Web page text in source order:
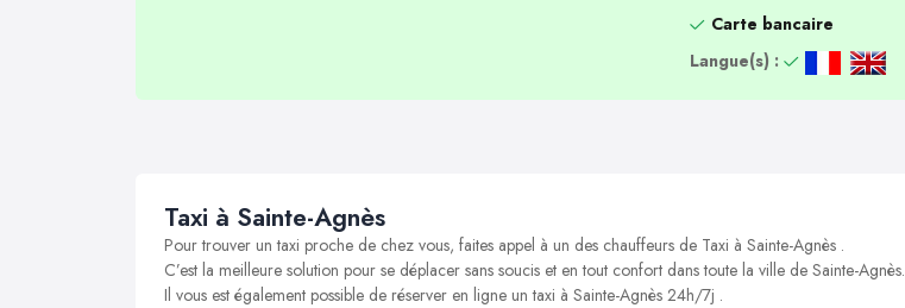
Carte bancaire
Langue(s) :
Taxi à Sainte-Agnès
Pour trouver un taxi proche de chez vous, faites appel à un des chauffeurs de Taxi à Sainte-Agnès .
C’est la meilleure solution pour se déplacer sans soucis et en tout confort dans toute la ville de Sainte-Agnès.
Il vous est également possible de réserver en ligne un taxi à Sainte-Agnès 24h/7j .